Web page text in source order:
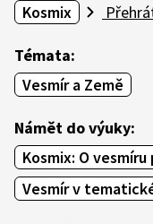
Kosmix
Témata:
Vesmír a Země
Námět do výuky:
Kosmix: O
Vesmír v